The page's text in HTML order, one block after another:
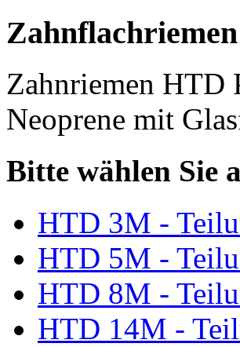
Zahnriemen
Neoprene mit
Bitte wählen Sie
HTD 3M -
HTD 5M -
HTD 8M -
HTD 14M -